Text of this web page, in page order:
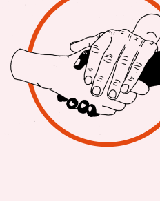
Sachlich
5.000
Serbien
„Täglich
deutet
sich mit
Leute
hin, an